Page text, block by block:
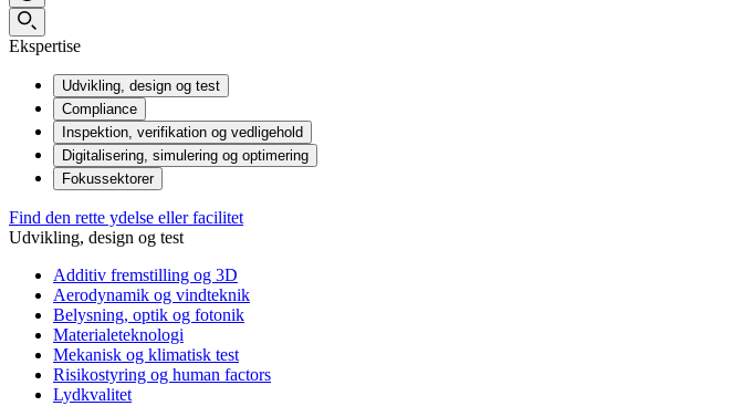
Ekspertise
Udvikling, design og test
Compliance
Inspektion, verifikation og vedligehold
Digitalisering, simulering og optimering
Fokussektorer
Find den rette ydelse eller facilitet
Udvikling, design og test
Additiv fremstilling og 3D
Aerodynamik og vindteknik
Belysning, optik og fotonik
Materialeteknologi
Mekanisk og klimatisk test
Risikostyring og human factors
Lydkvalitet